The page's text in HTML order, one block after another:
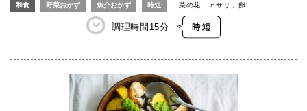
和食 野菜おかず 魚介おかず 時短 菜の花 アサリ 卵
調理時間 15分